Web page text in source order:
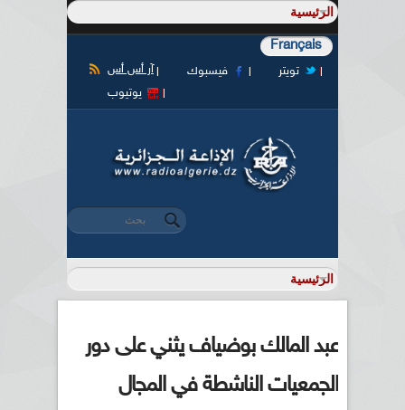
Français
آر أس أس فيسبوك
تويتر
يوتيوب
استمارة البحث
‏بحث ‏
عبد المالك بوضياف يثني على دور
الجمعيات الناشطة في المجال